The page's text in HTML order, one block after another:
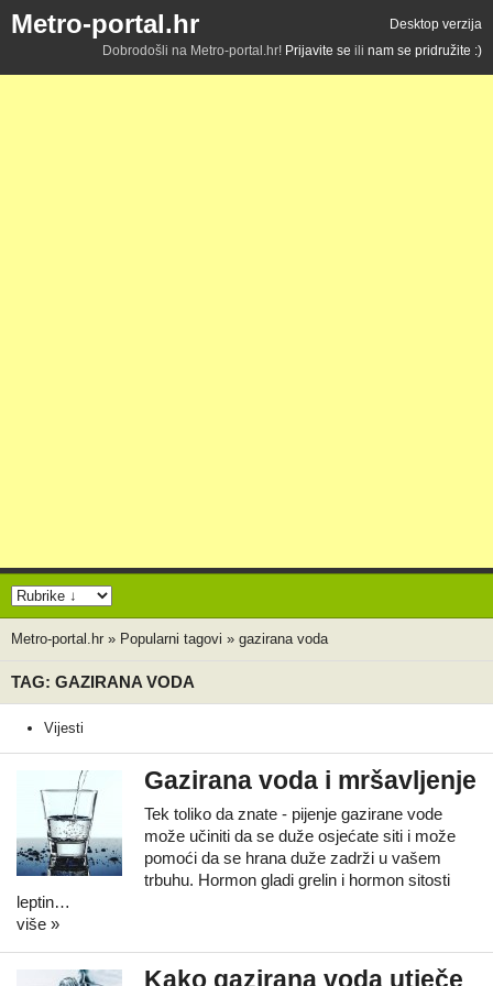
Metro-portal.hr
Desktop verzija
Dobrodošli na Metro-portal.hr! Prijavite se ili nam se pridružite :)
Metro-portal.hr » Popularni tagovi » gazirana voda
TAG: GAZIRANA VODA
Vijesti
Gazirana voda i mršavljenje
Tek toliko da znate - pijenje gazirane vode
može učiniti da se duže osjećate siti i može
pomoći da se hrana duže zadrži u vašem
trbuhu. Hormon gladi grelin i hormon sitosti
leptin…
više »
Kako gazirana voda utječe